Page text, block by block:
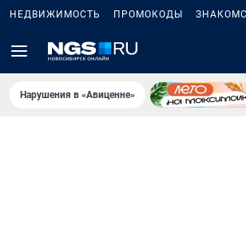
НЕДВИЖИМОСТЬ ПРОМОКОДЫ
Нарушения в «Авиценне»